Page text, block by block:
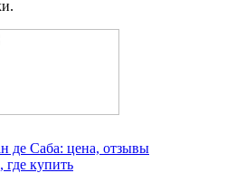
де Саба: цена, отзывы
где купить